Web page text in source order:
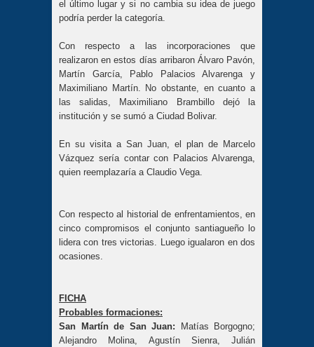
el último lugar y si no cambia su idea de juego
podría perder la categoría.
Con respecto a las incorporaciones que
realizaron en estos días arribaron Álvaro Pavón,
Martín García, Pablo Palacios Alvarenga y
Maximiliano Martín. No obstante, en cuanto a
las salidas, Maximiliano Brambillo dejó la
institución y se sumó a Ciudad Bolivar.
En su visita a San Juan, el plan de Marcelo
Vázquez sería contar con Palacios Alvarenga,
quien reemplazaría a Claudio Vega.
Con respecto al historial de enfrentamientos, en
cinco compromisos el conjunto santiagueño lo
lidera con tres victorias. Luego igualaron en dos
ocasiones.
FICHA
Probables formaciones:
San Martín de San Juan:
Matías Borgogno;
Alejandro Molina, Agustín Sienra, Julián